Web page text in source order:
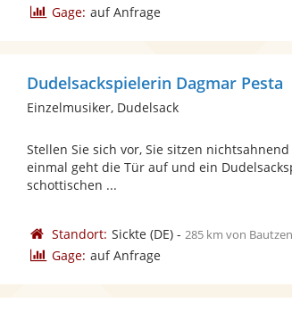
Gage: auf Anfrage
Dudelsackspielerin Dagmar Pesta
Einzelmusiker, Dudelsack
Stellen Sie sich vor, Sie sitzen
einmal geht die Tür auf und ein
schottischen ...
Standort: Sickte(DE)- 285 km von Bautzen
Gage: auf Anfrage